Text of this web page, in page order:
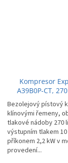
Kompresor
A39B0P-CT,
Bezolejový pístový
klínovými řemeny,
tlakové nádoby 270
výstupním tlakem 10
příkonem 2,2 kW v
provedení...